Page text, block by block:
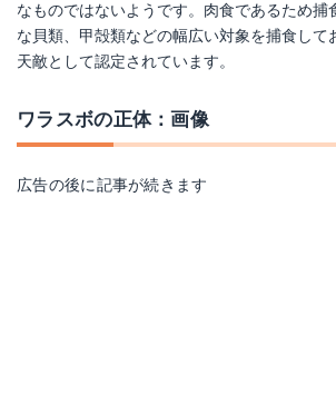
なものではないようです。肉食であるため捕
な貝類、甲殻類などの幅広い対象を捕食して
天敵として認定されています。
ワラスボの正体：画像
広告の後に記事が続きます